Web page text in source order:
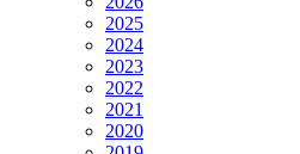
2025
2024
2023
2022
2021
2020